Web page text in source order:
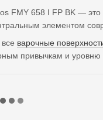
FMY 658 I FP BK — это
элементом
варочные
привычкам и уровню